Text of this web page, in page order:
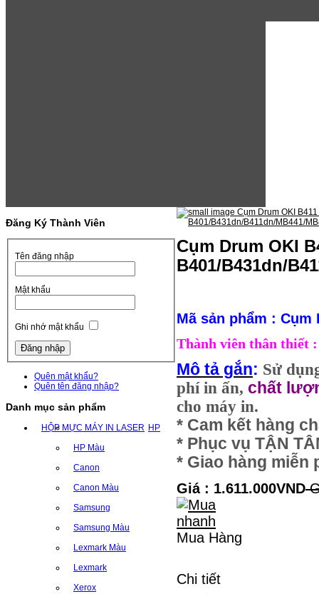
Đăng Ký Thành Viên
Tên đăng nhập
Mật khẩu
Ghi nhớ mật khẩu
Quên mật khẩu?
Quên tên đăng nhập?
Danh mục sản phẩm
HỘP MỰC MÁY IN LASER HP
HP Màu
Canon
Canon Màu
Samsung
Samsung Màu
Lexmark Màu
Lexmark
Xerox
Cụm Drum OKI
B401/B431dn/
Mã sản phẩm : Cụm
Thành viên thân thiết
Mô tả gắn: Sử
phí in ấn, chất
cho máy in.
* Cam kết hàng
* Phục vụ TẬN
* Giao hàng miễn
Giá : 1.611.000VND
Mua Hàng
Chi tiết